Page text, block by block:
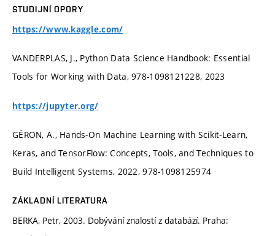
STUDIJNÍ OPORY
https://www.kaggle.com/
VANDERPLAS, J., Python Data Science Handbook: Essential
Tools for Working with Data, 978-1098121228, 2023
https://jupyter.org/
GÉRON, A., Hands-On Machine Learning with Scikit-Learn,
Keras, and TensorFlow: Concepts, Tools, and Techniques to
Build Intelligent Systems, 2022, 978-1098125974
ZÁKLADNÍ LITERATURA
BERKA, Petr, 2003. Dobývání znalostí z databází. Praha: